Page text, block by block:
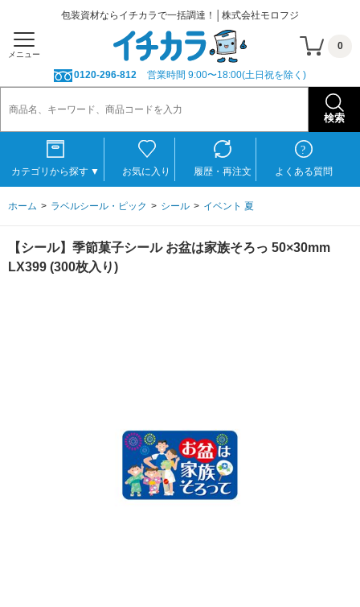
包装資材ならイチカラで一括調達！│株式会社モロフジ
メニュー
0
0120-296-812 営業時間 9:00〜18:00(土日祝を除く)
カテゴリから探す ▼ お気に入り 履歴・再注文 よくある質問
ホーム ラベルシール・ピック シール イベント 夏
【シール】季節菓子シール お盆は家族そろっ 50×30mm
LX399 (300枚入り)